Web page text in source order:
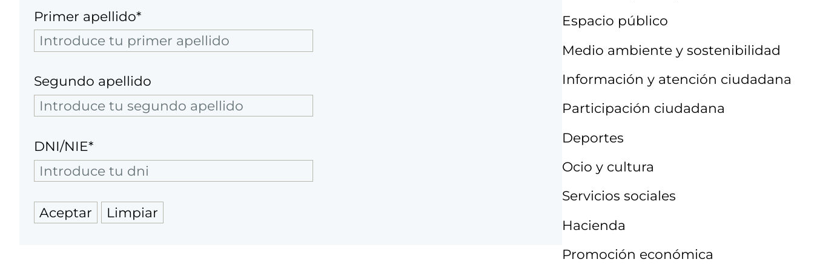
Primer apellido*
Segundo apellido
DNI/NIE*
Espacio público
Medio ambiente y sostenibilidad
Información y atención ciudadana
Participación ciudadana
Deportes
Ocio y cultura
Servicios sociales
Hacienda
Promoción económica